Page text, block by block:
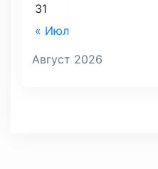
Август 2026
« Июл
31